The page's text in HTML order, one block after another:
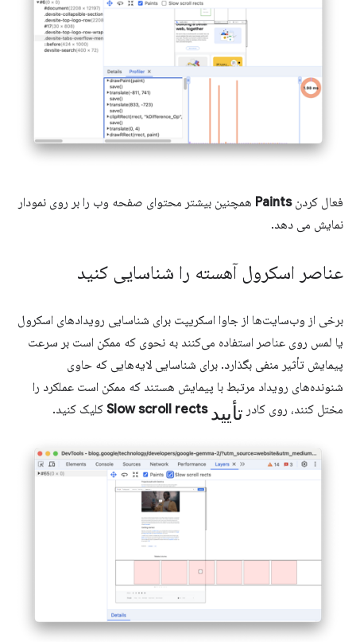
فعال کردنPaints همچنین بیشتر محتوای صفحه وب را بر روی نمودار
نمایش می دهد.
عناصر اسکرول آهسته را شناسایی کنید
برخی از وب‌سایت‌ها از جاوا اسکریپت برای شناسایی رویدادهای اسکرول
یا لمس روی عناصر استفاده می‌کنند به نحوی که ممکن است بر سرعت
پیمایش تأثیر منفی بگذارد. برای شناسایی لایه‌هایی که حاوی
شنونده‌های رویداد مرتبط با پیمایش هستند که ممکن است عملکرد را
مختل کنند، روی کادر تأیید Slow scroll rects کلیک کنید.